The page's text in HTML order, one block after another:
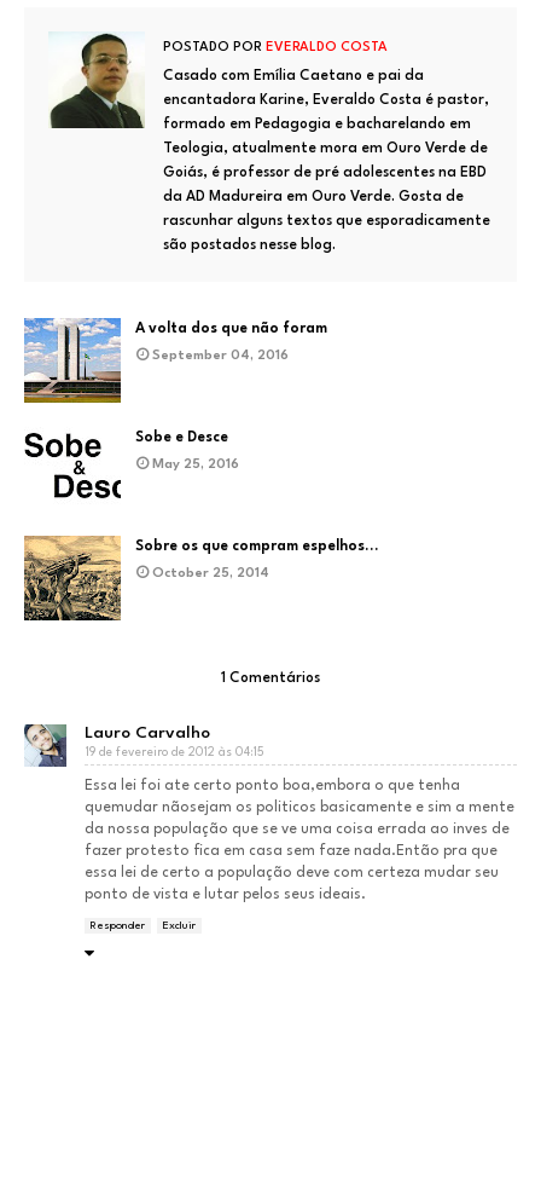
POSTADO POR EVERALDO COSTA
Casado com Emília Caetano e pai da
encantadora Karine, Everaldo Costa é pastor,
formado em Pedagogia e bacharelando em
Teologia, atualmente mora em Ouro Verde de
Goiás, é professor de pré adolescentes na EBD
da AD Madureira em Ouro Verde. Gosta de
rascunhar alguns textos que esporadicamente
são postados nesse blog.
A volta dos que não foram
September 04, 2016
Sobe e Desce
May 25, 2016
Sobre os que compram espelhos...
October 25, 2014
1 Comentários
Lauro Carvalho
19 de fevereiro de 2012 às 04:15
Essa lei foi ate certo ponto boa,embora o que tenha
quemudar nãosejam os politicos basicamente e sim a mente
da nossa população que se ve uma coisa errada ao inves de
fazer protesto fica em casa sem faze nada.Então pra que
essa lei de certo a população deve com certeza mudar seu
ponto de vista e lutar pelos seus ideais.
Responder Excluir